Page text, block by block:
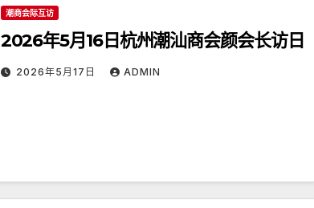
潮商会际互访
2026年5月16日杭州潮汕商会颜会长访日
2026年5月17日 ADMIN